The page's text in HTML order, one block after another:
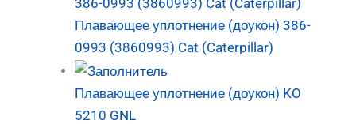
Плавающее уплотнение (доукон) 386-
0993 (3860993) Cat (Caterpillar)
Плавающее уплотнение (доукон) KO
5210 GNL